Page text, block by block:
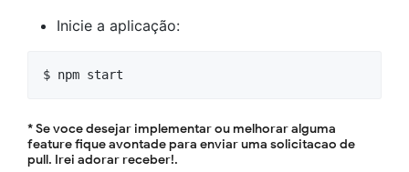
Inicie a aplicação:
$ npm start
* Se voce desejar implementar ou melhorar alguma
feature fique avontade para enviar uma solicitacao de
pull. Irei adorar receber!.